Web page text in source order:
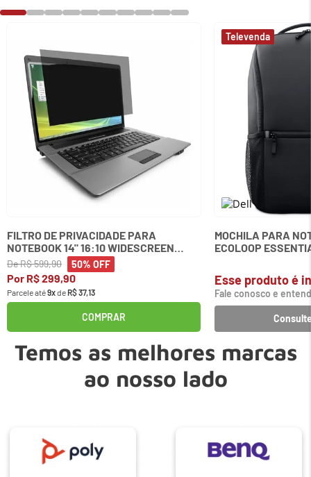
FILTRO DE PRIVACIDADE PARA
NOTEBOOK 14" 16:10 WIDESCREEN
KENSINGTON
DeR$599,90 50% OFF
Por R$299,90
Parcele até9xdeR$37,13
COMPRAR
MOCHILA PARA
ECOLOOP
Esse produto é
Fale conosco e
Temos as melhores marcas
ao nosso lado